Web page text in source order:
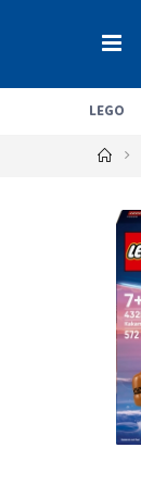
LEGO